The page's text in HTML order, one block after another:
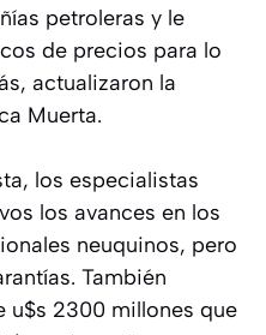
petroleras y le
de precios para lo
actualizaron la
Muerta.
los especialistas
los avances en los
neuquinos, pero
También
u$s 2300 millones que